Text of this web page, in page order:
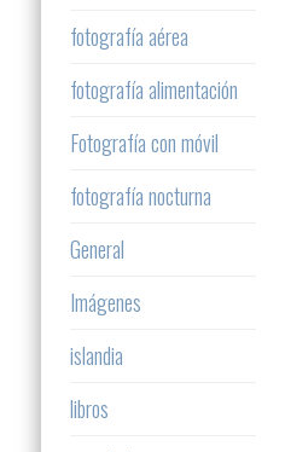
fotografía aérea
fotografía alimentación
Fotografía con móvil
fotografía nocturna
General
Imágenes
islandia
libros